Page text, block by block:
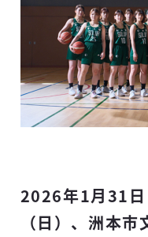
2026年1月31
（日）、洲本